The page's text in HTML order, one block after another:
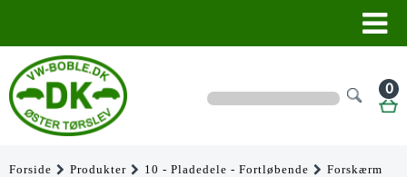
0
Forside Produkter 10 - Pladedele - Fortløbende Forskærm